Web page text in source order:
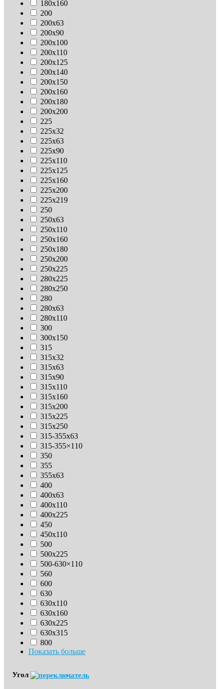
180х160
200
200х63
200х90
200х100
200х110
200х125
200х140
200х150
200х160
200х180
200х200
225
225х32
225х63
225х90
225х110
225х125
225х160
225х200
225х219
250
250х63
250х110
250х160
250х180
250х200
250х225
280х225
280х250
280
280х63
280х110
300
300х150
315
315х32
315х63
315х90
315х110
315х160
315х200
315х225
315х250
315-355х63
315-355×110
350
355
355х63
400
400х63
400х110
400х225
450
450х110
500
500х225
500-630×110
560
600
630
630х110
630x160
630х225
630х315
800
Показать больше
Угол